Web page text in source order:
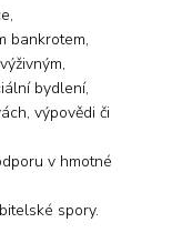
bankrotem,
bydlení,
výpovědi či
v hmotné
spory.